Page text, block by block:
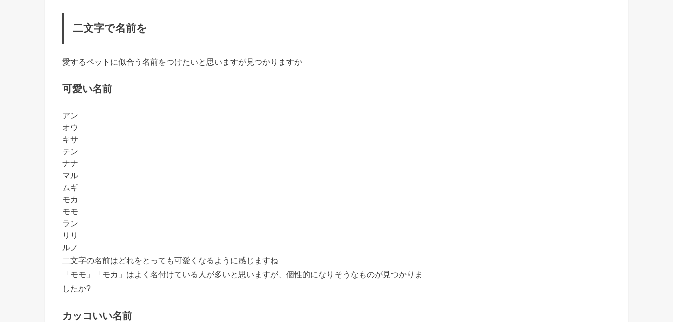
二文字で名前を
愛するペットに似合う名前をつけたいと思いますが見つかりますか
可愛い名前
アン
オウ
キサ
テン
ナナ
マル
ムギ
モカ
モモ
ラン
リリ
ルノ
二文字の名前はどれをとっても可愛くなるように感じますね
「モモ」「モカ」はよく名付けている人が多いと思いますが、個性的になりそうなものが見つかりま
したか?
カッコいい名前